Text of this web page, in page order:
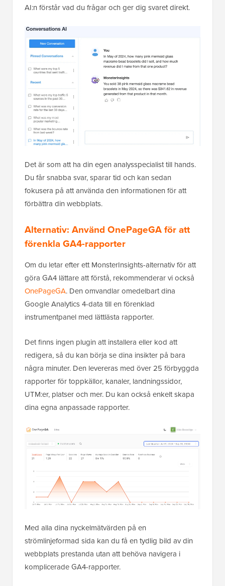
AI:n förstår vad du frågar och ger dig svaret direkt.
Det är som att ha din egen analysspecialist till hands.
Du får snabba svar, sparar tid och kan sedan
fokusera på att använda den informationen för att
förbättra din webbplats.
Alternativ: Använd OnePageGA för att
förenkla GA4-rapporter
Om du letar efter ett MonsterInsights-alternativ för att
göra GA4 lättare att förstå, rekommenderar vi också
OnePageGA. Den omvandlar omedelbart dina
Google Analytics 4-data till en förenklad
instrumentpanel med lättlästa rapporter.
Det finns ingen plugin att installera eller kod att
redigera, så du kan börja se dina insikter på bara
några minuter. Den levereras med över 25 förbyggda
rapporter för toppkällor, kanaler, landningssidor,
UTM:er, platser och mer. Du kan också enkelt skapa
dina egna anpassade rapporter.
Med alla dina nyckelmätvärden på en
strömlinjeformad sida kan du få en tydlig bild av din
webbplats prestanda utan att behöva navigera i
komplicerade GA4-rapporter.